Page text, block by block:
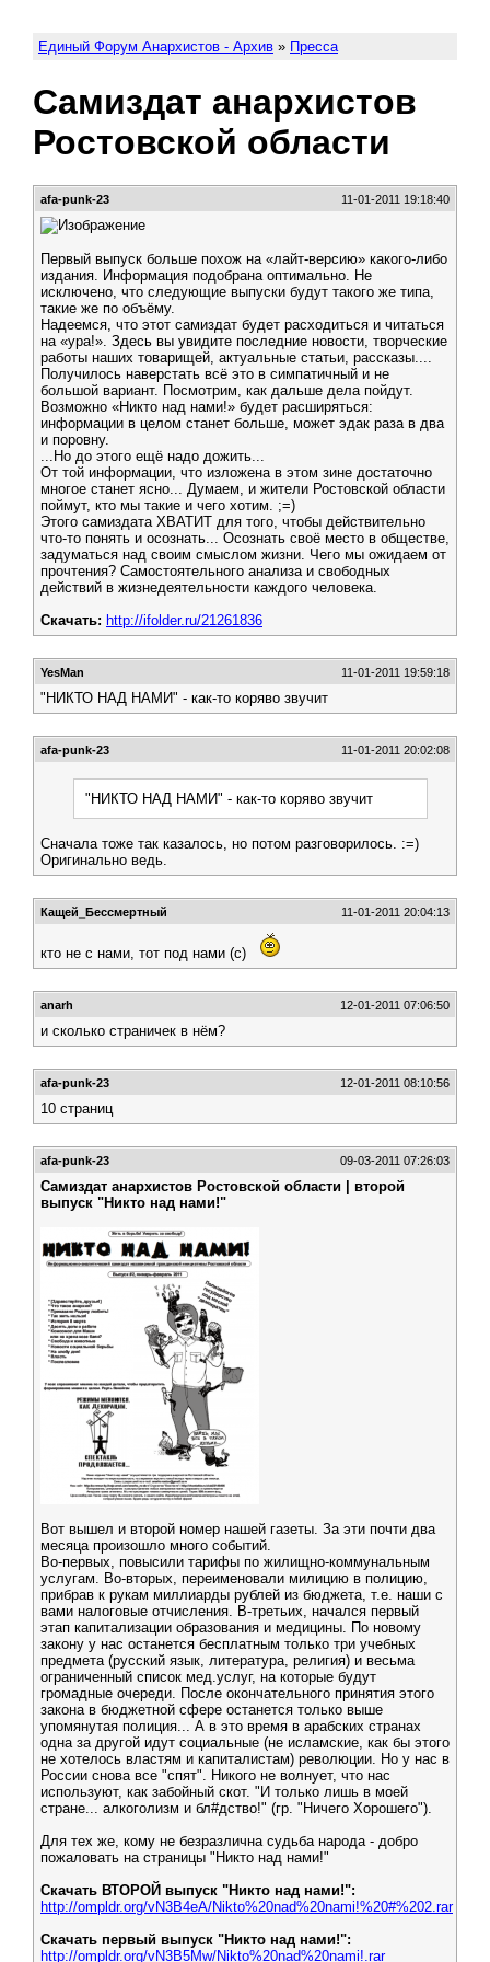
Единый Форум Анархистов - Архив » Пресса
Самиздат анархистов
Ростовской области
afa-punk-23 11-01-2011 19:18:40
Первый выпуск больше похож на «лайт-версию» какого-либо
издания. Информация подобрана оптимально. Не
исключено, что следующие выпуски будут такого же типа,
такие же по объёму.
Надеемся, что этот самиздат будет расходиться и читаться
на «ура!». Здесь вы увидите последние новости, творческие
работы наших товарищей, актуальные статьи, рассказы....
Получилось наверстать всё это в симпатичный и не
большой вариант. Посмотрим, как дальше дела пойдут.
Возможно «Никто над нами!» будет расширяться:
информации в целом станет больше, может эдак раза в два
и поровну.
...Но до этого ещё надо дожить...
От той информации, что изложена в этом зине достаточно
многое станет ясно... Думаем, и жители Ростовской области
поймут, кто мы такие и чего хотим. ;=)
Этого самиздата ХВАТИТ для того, чтобы действительно
что-то понять и осознать... Осознать своё место в обществе,
задуматься над своим смыслом жизни. Чего мы ожидаем от
прочтения? Самостоятельного анализа и свободных
действий в жизнедеятельности каждого человека.
Скачать: http://ifolder.ru/21261836
YesMan 11-01-2011 19:59:18
"НИКТО НАД НАМИ" - как-то коряво звучит
afa-punk-23 11-01-2011 20:02:08
"НИКТО НАД НАМИ" - как-то коряво звучит
Сначала тоже так казалось, но потом разговорилось. :=)
Оригинально ведь.
Кащей_Бессмертный 11-01-2011 20:04:13
кто не с нами, тот под нами (с)
anarh 12-01-2011 07:06:50
и сколько страничек в нём?
afa-punk-23 12-01-2011 08:10:56
10 страниц
afa-punk-23 09-03-2011 07:26:03
Самиздат анархистов Ростовской области | второй
выпуск "Никто над нами!"
Вот вышел и второй номер нашей газеты. За эти почти два
месяца произошло много событий.
Во-первых, повысили тарифы по жилищно-коммунальным
услугам. Во-вторых, переименовали милицию в полицию,
прибрав к рукам миллиарды рублей из бюджета, т.е. наши с
вами налоговые отчисления. В-третьих, начался первый
этап капитализации образования и медицины. По новому
закону у нас останется бесплатным только три учебных
предмета (русский язык, литература, религия) и весьма
ограниченный список мед.услуг, на которые будут
громадные очереди. После окончательного принятия этого
закона в бюджетной сфере останется только выше
упомянутая полиция... А в это время в арабских странах
одна за другой идут социальные (не исламские, как бы этого
не хотелось властям и капиталистам) революции. Но у нас в
России снова все "спят". Никого не волнует, что нас
используют, как забойный скот. "И только лишь в моей
стране... алкоголизм и бл#дство!" (гр. "Ничего Хорошего").
Для тех же, кому не безразлична судьба народа - добро
пожаловать на страницы "Никто над нами!"
Скачать ВТОРОЙ выпуск "Никто над нами!":
http://ompldr.org/vN3B4eA/Nikto%20nad%20nami!%20#%202.rar
Скачать первый выпуск "Никто над нами!":
http://ompldr.org/vN3B5Mw/Nikto%20nad%20nami!.rar